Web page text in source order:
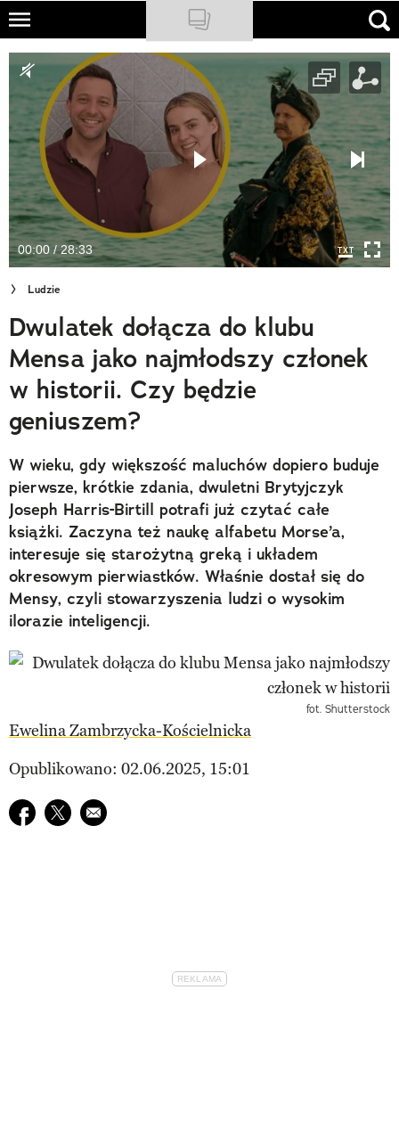
Skip
main
content
NATIONAL GEOGRAPHIC
TRAVELER
PODCASTY
Sklep
Newsletter
Cuda Polski
Wielki Konkurs Fotograficzny
Trendbook Podróżniczy
Polecane
00:00 / 28:33
Ludzie
Dwulatek dołącza do klubu
Mensa jako najmłodszy członek
w historii. Czy będzie
geniuszem?
W wieku, gdy większość maluchów dopiero buduje
pierwsze, krótkie zdania, dwuletni Brytyjczyk
Joseph Harris-Birtill potrafi już czytać całe
książki. Zaczyna też naukę alfabetu Morse’a,
interesuje się starożytną greką i układem
okresowym pierwiastków. Właśnie dostał się do
Mensy, czyli stowarzyszenia ludzi o wysokim
ilorazie inteligencji.
fot. Shutterstock
Ewelina Zambrzycka-Kościelnicka
Opublikowano: 02.06.2025, 15:01
Udostępnij na facebook
Udostępnij na twitter
E-mail do przyjaciela